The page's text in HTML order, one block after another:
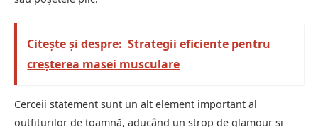
Citește și despre: Strategii eficiente pentru
creșterea masei musculare
Cerceii statement sunt un alt element important al
outfiturilor de toamnă, aducând un strop de glamour și